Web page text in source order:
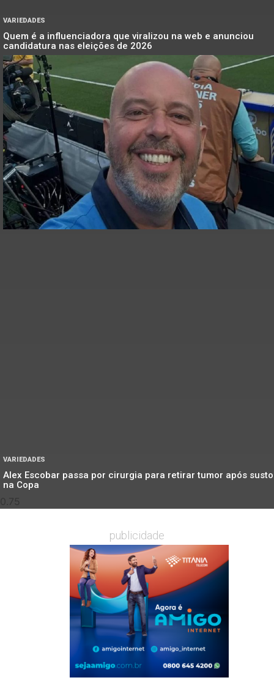
VARIEDADES
Quem é a influenciadora que viralizou na web e anunciou
candidatura nas eleições de 2026
VARIEDADES
Alex Escobar passa por cirurgia para retirar tumor após susto
na Copa
publicidade